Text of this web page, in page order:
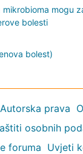
mikrobioma mogu
bolesti
bolest)
Autorska prava
osobnih
foruma Uvjeti